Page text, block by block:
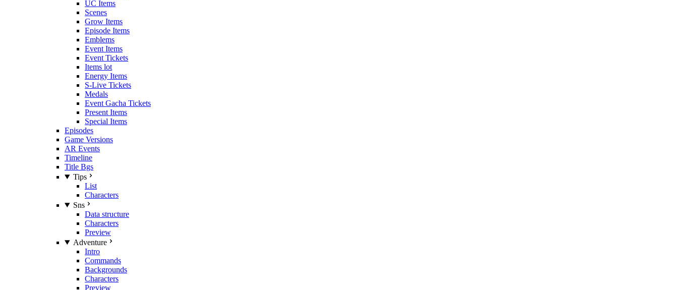
UC Items
Scenes
Grow Items
Episode Items
Emblems
Event Items
Event Tickets
Items lot
Energy Items
S-Live Tickets
Medals
Event Gacha Tickets
Present Items
Special Items
Episodes
Game Versions
AR Events
Timeline
Title Bgs
Tips
List
Characters
Sns
Data structure
Characters
Preview
Adventure
Intro
Commands
Backgrounds
Characters
Preview